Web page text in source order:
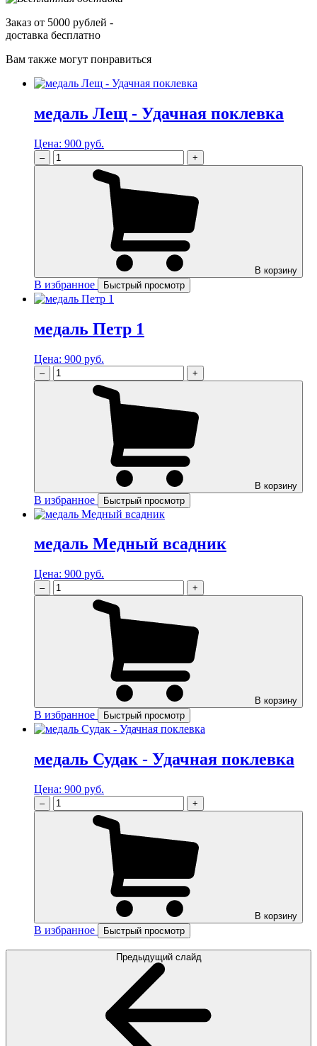
Заказ от 5000 рублей -
доставка бесплатно
Вам также могут понравиться
медаль Лещ - Удачная поклевка
Цена: 900 руб.
– +
В корзину
В избранное Быстрый просмотр
медаль Петр 1
Цена: 900 руб.
– +
В корзину
В избранное Быстрый просмотр
медаль Медный всадник
Цена: 900 руб.
– +
В корзину
В избранное Быстрый просмотр
медаль Судак - Удачная поклевка
Цена: 900 руб.
– +
В корзину
В избранное Быстрый просмотр
Предыдущий слайд